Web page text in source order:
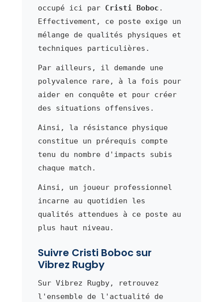
occupé ici par Cristi Boboc .
Effectivement, ce poste exige un
mélange de qualités physiques et
techniques particulières.
Par ailleurs, il demande une
polyvalence rare, à la fois pour
aider en conquête et pour créer
des situations offensives.
Ainsi, la résistance physique
constitue un prérequis compte
tenu du nombre d'impacts subis
chaque match.
Ainsi, un joueur professionnel
incarne au quotidien les
qualités attendues à ce poste au
plus haut niveau.
Suivre Cristi Boboc sur
Vibrez Rugby
Sur Vibrez Rugby, retrouvez
l'ensemble de l'actualité de